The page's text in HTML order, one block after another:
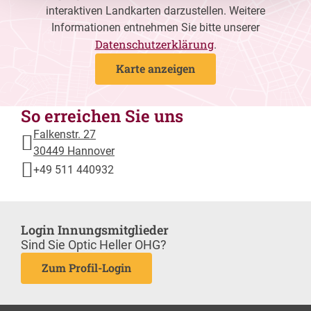
interaktiven Landkarten darzustellen. Weitere
Informationen entnehmen Sie bitte unserer
Datenschutzerklärung.
Karte anzeigen
So erreichen Sie uns
Falkenstr. 27
30449 Hannover
+49 511 440932
Login Innungsmitglieder
Sind Sie Optic Heller OHG?
Zum Profil-Login